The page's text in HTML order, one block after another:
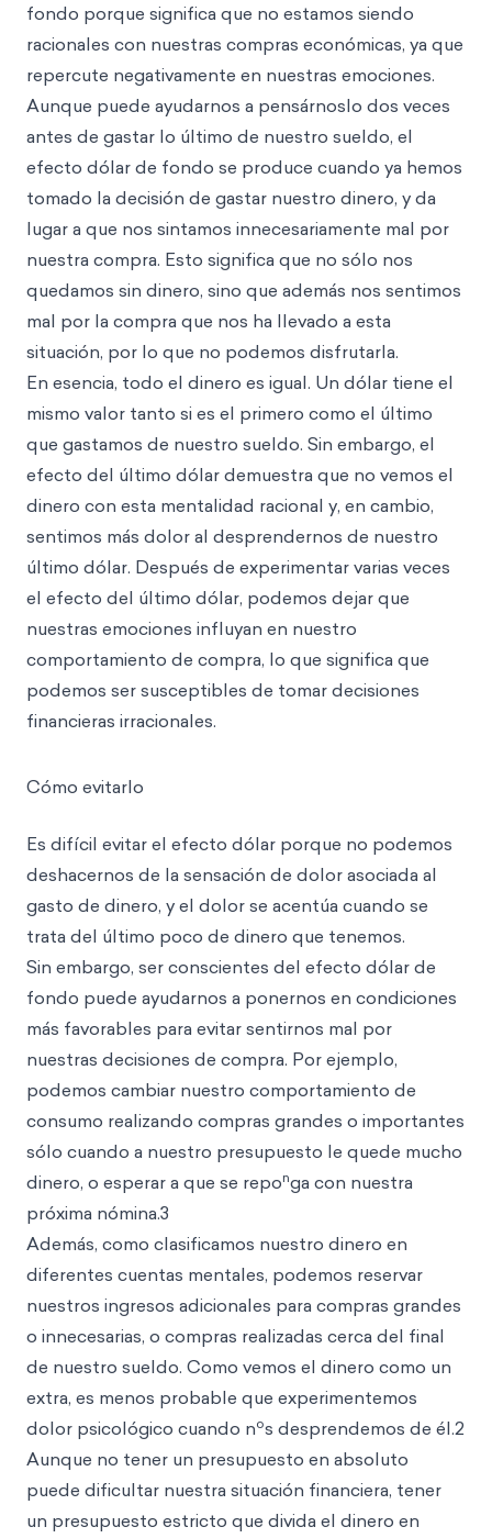
fondo porque significa que no estamos siendo
racionales con nuestras compras económicas, ya que
repercute negativamente en nuestras emociones.
Aunque puede ayudarnos a pensárnoslo dos veces
antes de gastar lo último de nuestro sueldo, el
efecto dólar de fondo se produce cuando ya hemos
tomado la decisión de gastar nuestro dinero, y da
lugar a que nos sintamos innecesariamente mal por
nuestra compra. Esto significa que no sólo nos
quedamos sin dinero, sino que además nos sentimos
mal por la compra que nos ha llevado a esta
situación, por lo que no podemos disfrutarla.
En esencia, todo el dinero es igual. Un dólar tiene el
mismo valor tanto si es el primero como el último
que gastamos de nuestro sueldo. Sin embargo, el
efecto del último dólar demuestra que no vemos el
dinero con esta mentalidad racional y, en cambio,
sentimos más dolor al desprendernos de nuestro
último dólar. Después de experimentar varias veces
el efecto del último dólar, podemos dejar que
nuestras emociones influyan en nuestro
comportamiento de compra, lo que significa que
podemos ser susceptibles de tomar decisiones
financieras irracionales.
Cómo evitarlo
Es difícil evitar el efecto dólar porque no podemos
deshacernos de la sensación de dolor asociada al
gasto de dinero, y el dolor se acentúa cuando se
trata del último poco de dinero que tenemos.
Sin embargo, ser conscientes del efecto dólar de
fondo puede ayudarnos a ponernos en condiciones
más favorables para evitar sentirnos mal por
nuestras decisiones de compra. Por ejemplo,
podemos cambiar nuestro comportamiento de
consumo realizando compras grandes o importantes
sólo cuando a nuestro presupuesto le quede mucho
dinero, o esperar a que se reponga con nuestra
próxima nómina.3
Además, como clasificamos nuestro dinero en
diferentes cuentas mentales, podemos reservar
nuestros ingresos adicionales para compras grandes
o innecesarias, o compras realizadas cerca del final
de nuestro sueldo. Como vemos el dinero como un
extra, es menos probable que experimentemos
dolor psicológico cuando nos desprendemos de él.2
Aunque no tener un presupuesto en absoluto
puede dificultar nuestra situación financiera, tener
un presupuesto estricto que divida el dinero en